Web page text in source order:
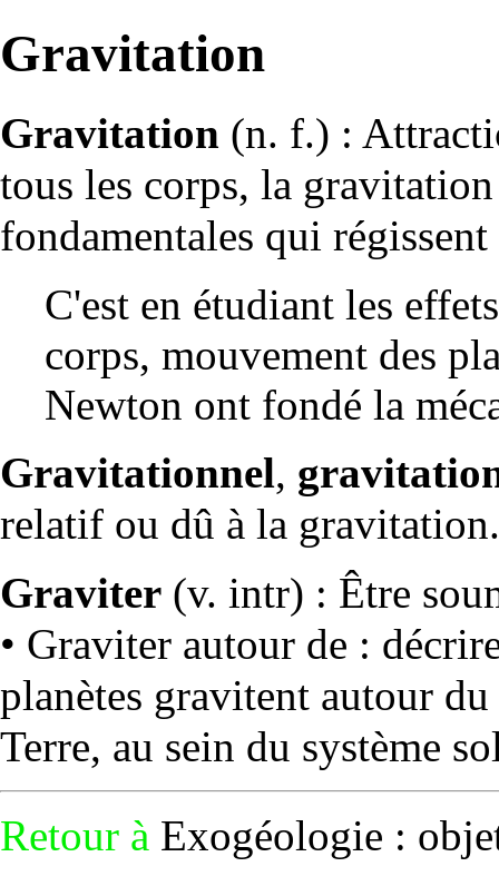
Gravitation
Gravitation (n. f.) :
tous les corps, la
fondamentales qui
C'est en étudiant les
corps, mouvement des
Newton ont fondé la
Gravitationnel,
relatif ou dû à la gravitation.
Graviter (v. intr) : Être
• Graviter autour de :
planètes gravitent autour du
Terre, au sein du système
Retour à Exogéologie :